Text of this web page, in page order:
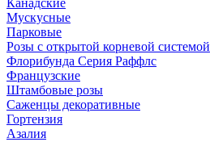
Канадские
Мускусные
Парковые
Розы с открытой корневой системой
Флорибунда Серия Раффлс
Французские
Штамбовые розы
Саженцы декоративные
Гортензия
Азалия